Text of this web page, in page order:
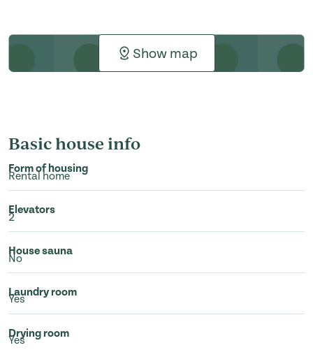
Show map
Basic house info
Form of housing
Rental home
Elevators
2
House sauna
No
Laundry room
Yes
Drying room
Yes